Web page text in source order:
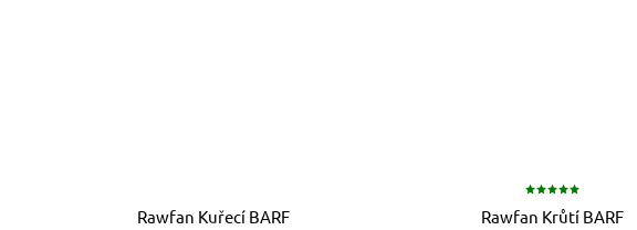
Rawfan Kuřecí BARF Rawfan Krůtí BARF